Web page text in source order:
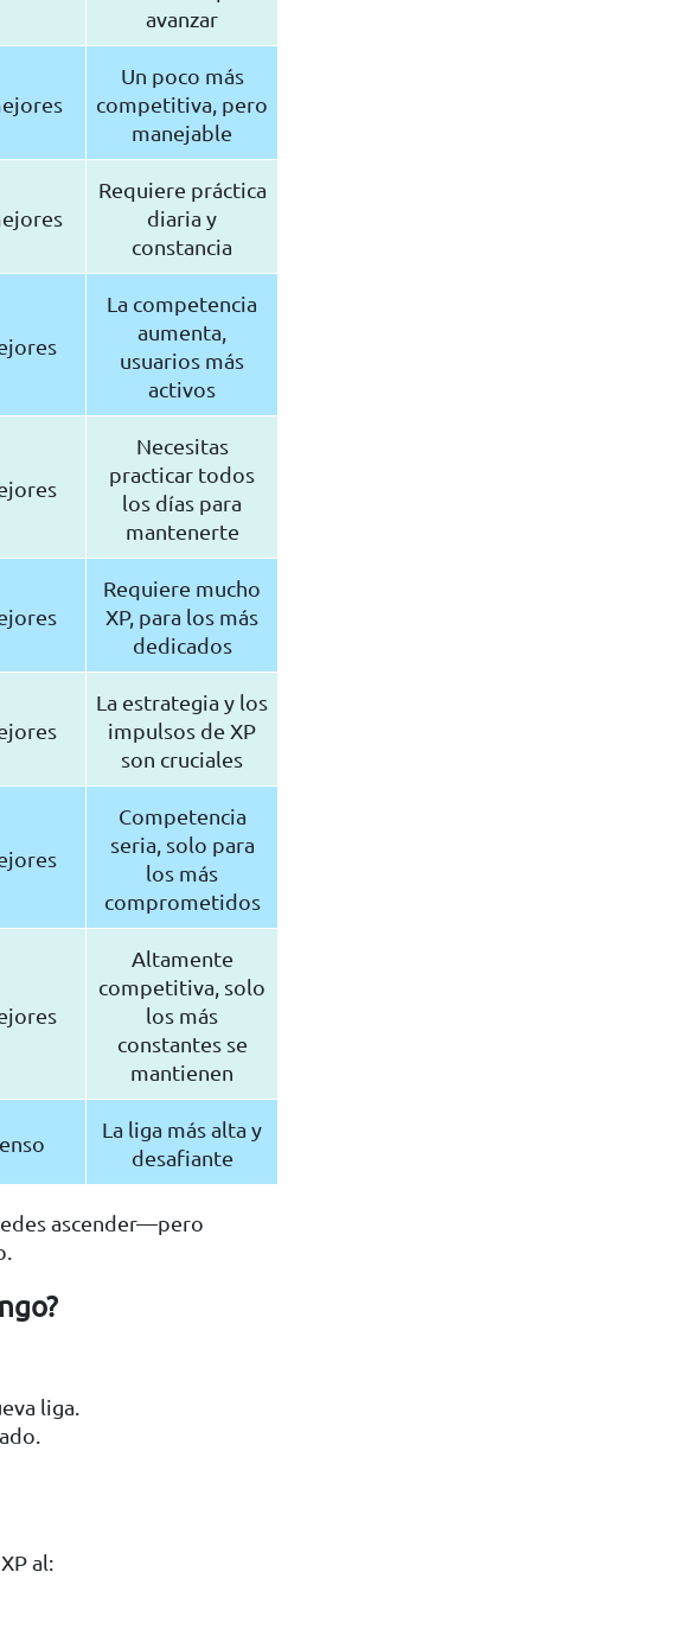
avanzar
Un poco más
competitiva, pero
manejable
Requiere práctica
diaria y
constancia
La competencia
aumenta,
usuarios más
activos
Necesitas
practicar todos
los días para
mantenerte
Requiere mucho
XP, para los más
dedicados
La estrategia y los
impulsos de XP
son cruciales
Competencia
seria, solo para
los más
comprometidos
Altamente
competitiva, solo
los más
constantes se
mantienen
La liga más alta y
desafiante
ascender—pero
liga.
al: